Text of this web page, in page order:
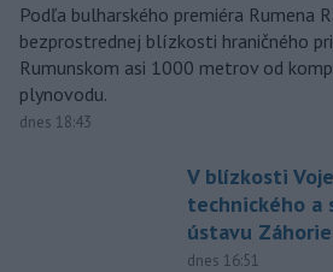
Podľa bulharského premiéra Rumena
bezprostrednej blízkosti hraničného
Rumunskom asi 1000 metrov od
plynovodu.
dnes 18:43
V blízkosti
technického a
ústavu
dnes 16:51